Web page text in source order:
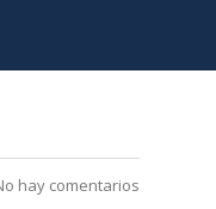
hay comentarios